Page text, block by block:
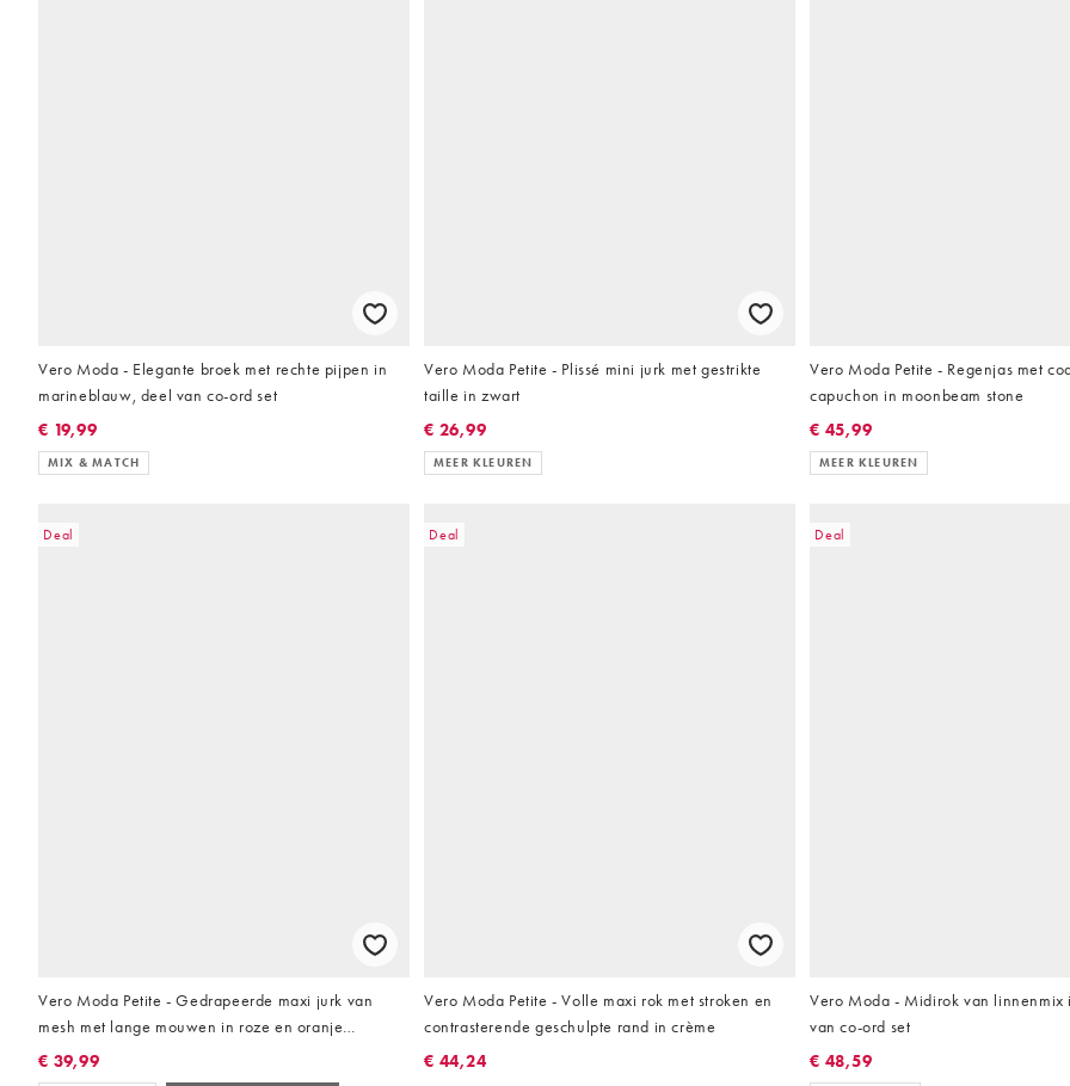
Vero Moda - Elegante broek met rechte pijpen in
marineblauw, deel van co-ord set
€ 19,99
MIX & MATCH
Vero Moda Petite - Plissé mini jurk met gestrikte
taille in zwart
€ 26,99
MEER KLEUREN
Vero Moda Petite - Regenjas met
capuchon in moonbeam stone
€ 45,99
MEER KLEUREN
Deal
Vero Moda Petite - Gedrapeerde maxi jurk van
mesh met lange mouwen in roze en oranje
marmerprint
€ 39,99
Deal
Vero Moda Petite - Volle maxi rok met stroken en
contrasterende geschulpte rand in crème
€ 44,24
Deal
Vero Moda - Midirok van linnenmix
van co-ord set
€ 48,59